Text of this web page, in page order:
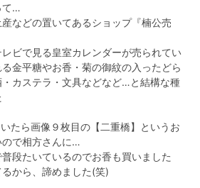
て…
などの置いてあるショップ『楠公売
ビで見る皇室カレンダーが売られてい
金平糖やお香・菊の御紋の入ったどら
カステラ・文具などなど…と結構な種
たら画像９枚目の【二重橋】というお
で相方さんに…
段たいているのでお香も買いました
から、諦めました(笑)